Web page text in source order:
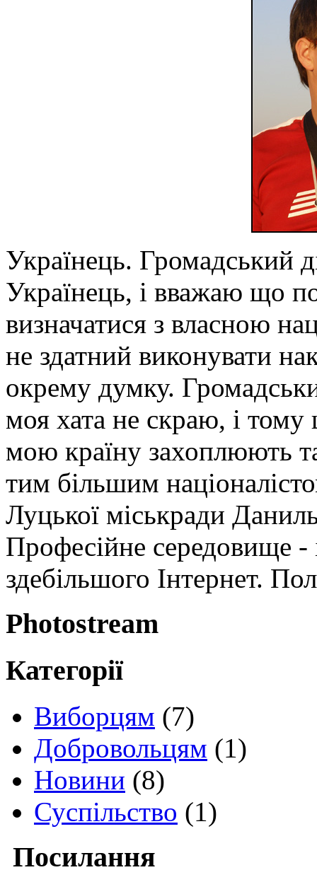
Українець. Громадський
Українець, і вважаю що
визначатися з власною
не здатний виконувати
окрему думку.
моя хата не скраю, і
мою країну захоплюють
тим більшим
Луцької міськради
Професійне середовище -
здебільшого Інтернет.
Photostream
Категорії
Виборцям (7)
Добровольцям (1)
Новини (8)
Суспільство (1)
Посилання